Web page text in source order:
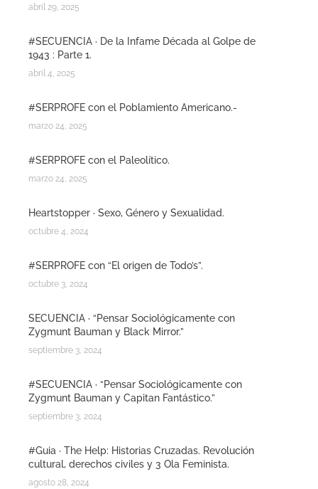
abril 29, 2025
#SECUENCIA · De la Infame Década al Golpe de
1943 : Parte 1.
abril 4, 2025
#SERPROFE con el Poblamiento Americano.-
marzo 24, 2025
#SERPROFE con el Paleolítico.
marzo 24, 2025
Heartstopper · Sexo, Género y Sexualidad.
octubre 4, 2024
#SERPROFE con “El origen de Todo’s”.
octubre 3, 2024
SECUENCIA · “Pensar Sociológicamente con
Zygmunt Bauman y Black Mirror.”
septiembre 3, 2024
#SECUENCIA · “Pensar Sociológicamente con
Zygmunt Bauman y Capitan Fantástico.”
septiembre 3, 2024
#Guia · The Help: Historias Cruzadas. Revolución
cultural, derechos civiles y 3 Ola Feminista.
agosto 28, 2024